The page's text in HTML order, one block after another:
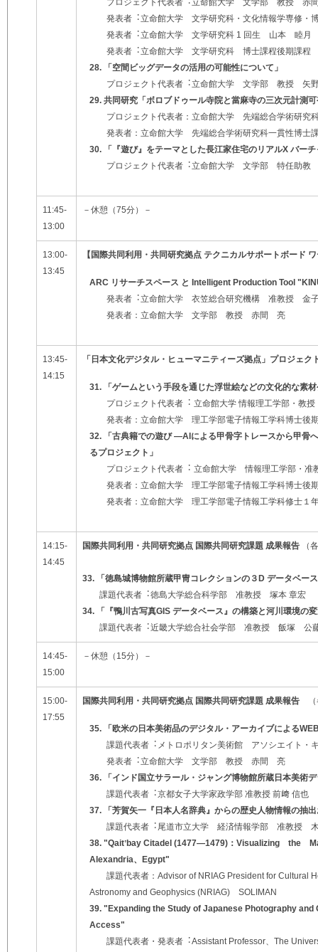
プロジェクト代表者︓⽴命館⼤学 ⽂学部 教授 ⾚
発表者︓⽴命館⼤学 ⽂学研究科・⽂化情報学専修
発表者︓⽴命館⼤学 ⽂学研究科 1 回⽣ ⼭本 睦⽉
発表者︓⽴命館⼤学 ⽂学研究科 博⼠課程後期課
28. 「空間ビッグデータの活⽤の可能性について」
プロジェクト代表者︓⽴命館⼤学 ⽂学部 教授 ⽮
29. 共同研究「ボロブドゥール寺院と當麻寺の三次元計測
プロジェクト代表者：立命館大学 先端総合学術研
発表者：立命館大学 先端総合学術研究科一貫性博士
30. 「『遊び』をテーマとした⻑江家住宅のリアルX バー
プロジェクト代表者︓⽴命館⼤学 ⽂学部 特任助
11:45-
13:00
－休憩（75分）－
13:00-
13:45
【国際共同利⽤・共同研究拠点 テクニカルサポートボード
ARC リサーチスペース と Intelligent Production Tool
発表者︓⽴命館⼤学 ⾐笠総合研究機構 准教授 ⾦
発表者：⽴命館⼤学 ⽂学部 教授 ⾚間 亮
13:45-
14:15
「⽇本⽂化デジタル・ヒューマニティーズ拠点」プロジェク
31. 「ゲームという⼿段を通じた浮世絵などの⽂化的な素
プロジェクト代表者︓ ⽴命館⼤学 情報理⼯学部・教
発表者：⽴命館⼤学 理⼯学部電⼦情報⼯学科博⼠後
32. 「古典籍での遊び―AI による甲骨字トレースから甲骨
るプロジェクト」
プロジェクト代表者︓ ⽴命館⼤学 情報理⼯学部・
発表者：⽴命館⼤学 理⼯学部電⼦情報⼯学科博⼠後
発表者：⽴命館⼤学 理⼯学部電⼦情報⼯学科修⼠１
14:15-
14:45
国際共同利⽤・共同研究拠点 国際共同研究課題 成果報告 （
33. 「徳島城博物館所蔵甲冑コレクションの３D データベー
課題代表者︓徳島⼤学総合科学部 准教授 塚本 章宏
34. 「『鴨川古写真GIS データベース』の構築と河川環境の
課題代表者︓近畿⼤学総合社会学部 准教授 飯塚 公
14:45-
15:00
－休憩（15分）－
15:00-
17:55
国際共同利⽤・共同研究拠点 国際共同研究課題 成果報告
35. 「欧⽶の⽇本美術品のデジタル・アーカイブによる
課題代表者︓メトロポリタン美術館 アソシエイト・
発表者︓⽴命館⼤学 ⽂学部 教授 ⾚間 亮
36. 「インド国⽴サラール・ジャング博物館所蔵⽇本美術
課題代表者︓京都⼥⼦⼤学家政学部 准教授 前﨑 信也
37. 「芳賀⽮⼀『⽇本⼈名辞典』からの歴史⼈物情報の抽
課題代表者︓尾道市⽴⼤学 経済情報学部 准教授
38. "Qaitʼbay Citadel (1477―1479)：Visualizing the
Alexandria、Egypt"
課題代表者：Advisor of NRIAG President for Cultural
Astronomy and Geophysics (NRIAG) SOLIMAN
39. "Expanding the Study of Japanese Photography and
Access"
課題代表者・発表者︓Assistant Professor、The